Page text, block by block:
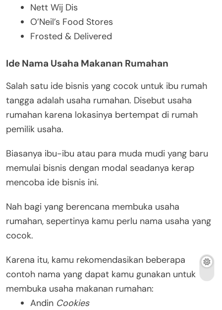
Nett Wij Dis
O’Neil’s Food Stores
Frosted & Delivered
Ide Nama Usaha Makanan Rumahan
Salah satu ide bisnis yang cocok untuk ibu rumah
tangga adalah usaha rumahan. Disebut usaha
rumahan karena lokasinya bertempat di rumah
pemilik usaha.
Biasanya ibu-ibu atau para muda mudi yang baru
memulai bisnis dengan modal seadanya kerap
mencoba ide bisnis ini.
Nah bagi yang berencana membuka usaha
rumahan, sepertinya kamu perlu nama usaha yang
cocok.
Karena itu, kamu rekomendasikan beberapa
contoh nama yang dapat kamu gunakan untuk
membuka usaha makanan rumahan:
Andin Cookies